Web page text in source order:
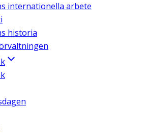
internationella arbete
historia